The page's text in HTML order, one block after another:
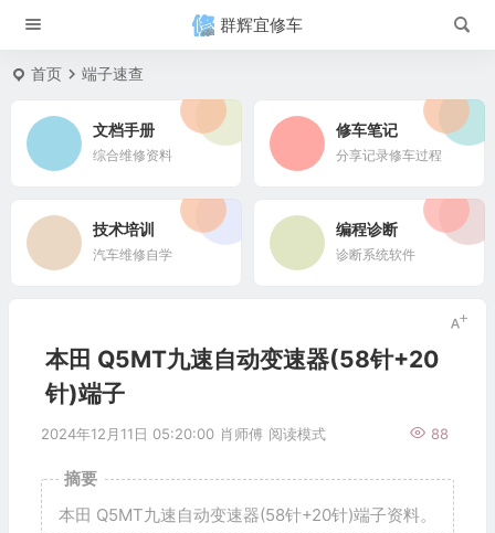
群辉宜修车
首页 端子速查
文档手册
综合维修资料
修车笔记
分享记录修车过程
技术培训
汽车维修自学
编程诊断
诊断系统软件
本田 Q5MT九速自动变速器(58针+20
针)端子
2024年12月11日 05:20:00 肖师傅 88
阅读模式
摘要
本田 Q5MT九速自动变速器(58针+20针)端子资料。